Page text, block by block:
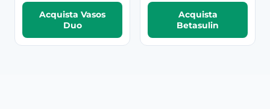
Acquista Vasos
Duo
Acquista
Betasulin